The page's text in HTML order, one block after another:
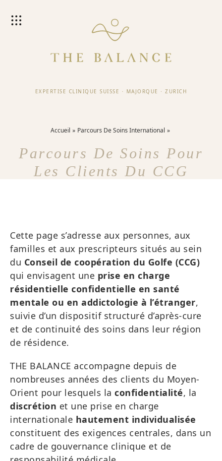
EXPERTISE CLINIQUE SUISSE · MAJORQUE · ZURICH
Accueil Parcours De Soins International
Parcours De Soins Pour
Les Clients Du CCG
Cette page s’adresse aux personnes, aux
familles et aux prescripteurs situés au sein
du Conseil de coopération du Golfe (CCG)
qui envisagent une prise en charge
résidentielle confidentielle en santé
mentale ou en addictologie à l’étranger,
suivie d’un dispositif structuré d’après-cure
et de continuité des soins dans leur région
de résidence.
THE BALANCE accompagne depuis de
nombreuses années des clients du Moyen-
Orient pour lesquels la confidentialité, la
discrétion et une prise en charge
internationale hautement individualisée
constituent des exigences centrales, dans un
cadre de gouvernance clinique et de